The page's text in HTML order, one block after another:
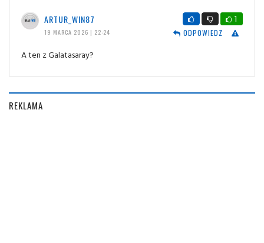
ARTUR_WIN87
19 MARCA 2026 | 22:24
1
ODPOWIEDZ
A ten z Galatasaray?
REKLAMA